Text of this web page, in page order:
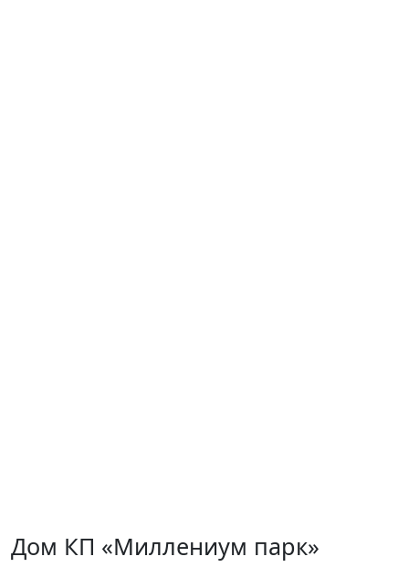
Дом КП «Миллениум парк»